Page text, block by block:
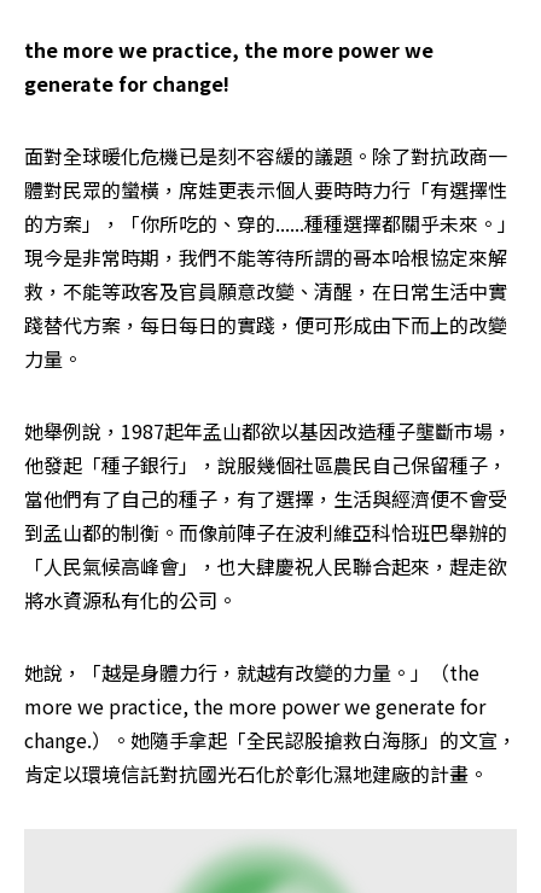
the more we practice, the more power we
generate for change!
面對全球暖化危機已是刻不容緩的議題。除了對抗政商一
體對民眾的蠻橫，席娃更表示個人要時時力行「有選擇性
的方案」，「你所吃的、穿的......種種選擇都關乎未來。」
現今是非常時期，我們不能等待所謂的哥本哈根協定來解
救，不能等政客及官員願意改變、清醒，在日常生活中實
踐替代方案，每日每日的實踐，便可形成由下而上的改變
力量。
她舉例說，1987起年孟山都欲以基因改造種子壟斷市場，
他發起「種子銀行」，說服幾個社區農民自己保留種子，
當他們有了自己的種子，有了選擇，生活與經濟便不會受
到孟山都的制衡。而像前陣子在波利維亞科恰班巴舉辦的
「人民氣候高峰會」，也大肆慶祝人民聯合起來，趕走欲
將水資源私有化的公司。
她說，「越是身體力行，就越有改變的力量。」（the
more we practice, the more power we generate for
change.）。她隨手拿起「全民認股搶救白海豚」的文宣，
肯定以環境信託對抗國光石化於彰化濕地建廠的計畫。